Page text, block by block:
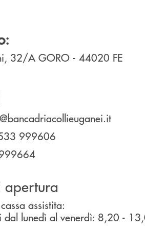
32/A GORO - 44020 FE
999606
assistita:
dal lunedì al venerdì: 8,20 -